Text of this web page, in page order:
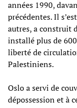
années 1990,
précédentes. Il
autres, a construit
installé plus de
liberté de
Palestiniens.
Oslo a servi de
dépossession et à